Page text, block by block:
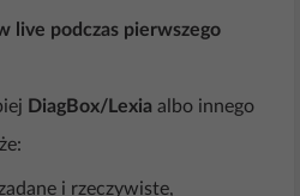
live podczas pierwszego
DiagBox/Lexia albo innego
i rzeczywiste,